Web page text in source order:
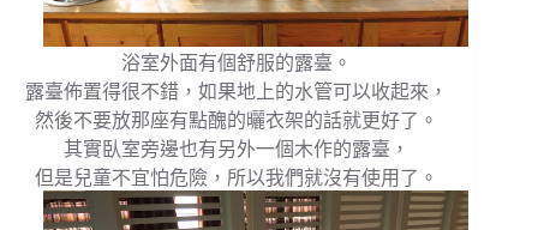
浴室外面有個舒服的露臺。
露臺佈置得很不錯，如果地上的水管可以收起來，
然後不要放那座有點醜的曬衣架的話就更好了。
其實臥室旁邊也有另外一個木作的露臺，
但是兒童不宜怕危險，所以我們就沒有使用了。